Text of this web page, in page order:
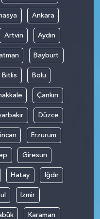
Ankara
Artvin Aydın
Bayburt
Bitlis Bolu
Çankırı
Düzce
Erzurum
Giresun
Hatay Iğdır
İzmir
Karaman